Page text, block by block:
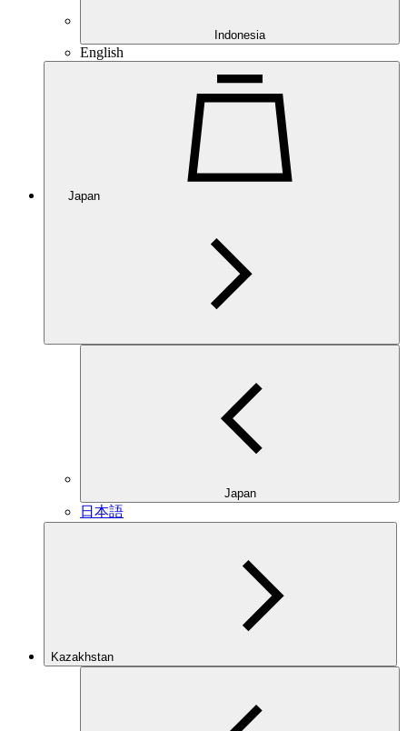
Indonesia
English
Japan
Japan
日本語
Kazakhstan